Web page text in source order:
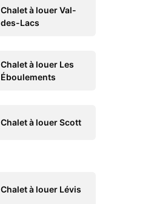
Chalet à louer Val-
des-Lacs
Chalet à louer Les
Éboulements
Chalet à louer Scott
Chalet à louer Lévis